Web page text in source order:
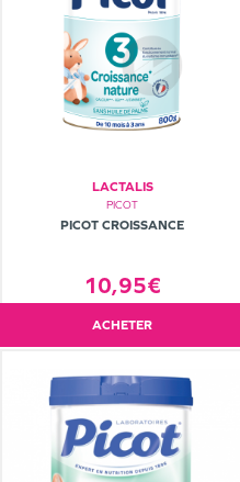
LACTALIS
PICOT
PICOT CROISSANCE
10,95€
ACHETER